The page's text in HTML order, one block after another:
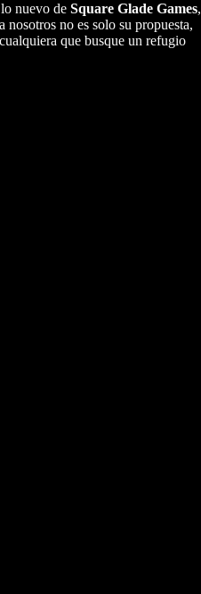
nuevo de Square Glade Games,
no es solo su propuesta,
que busque un refugio